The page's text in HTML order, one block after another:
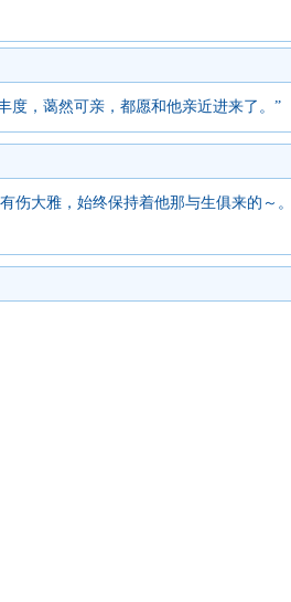
度，蔼然可亲，都愿和他亲近进来了。”
伤大雅，始终保持着他那与生俱来的～